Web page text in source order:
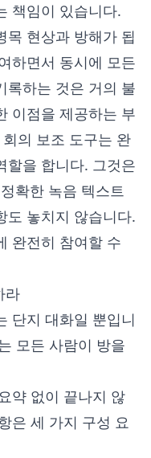
책임이 있습니다.
목 현상과 방해가 됩
하면서 동시에 모든
록하는 것은 거의 불
이점을 제공하는 부
의 보조 도구는 완
할을 합니다. 그것은
확한 녹음 텍스트
도 놓치지 않습니다.
완전히 참여할 수
라
단지 대화일 뿐입니
모든 사람이 방을
약 없이 끝나지 않
은 세 가지 구성 요